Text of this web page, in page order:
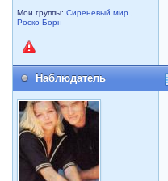
Мои группы:Сиреневый мир
Роско Борн
Наблюдатель